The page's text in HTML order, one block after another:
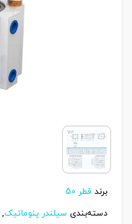
برند قطر 50
دسته‌بندی سیلندر پنوماتیک,